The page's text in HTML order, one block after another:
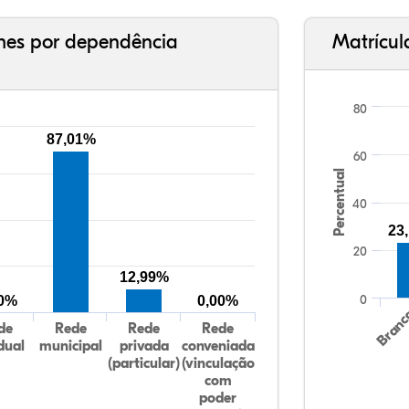
por dependência
Rede
municipal
Rede
privada
(particular)
Rede
conveniada
(vinculação
com
poder
87,01%
12,99%
0,00%
Percentual
0
20
40
60
80